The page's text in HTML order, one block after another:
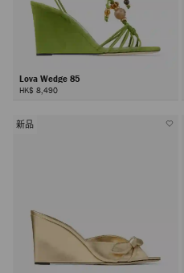
Lova Wedge 85
HK$ 8,490
新品